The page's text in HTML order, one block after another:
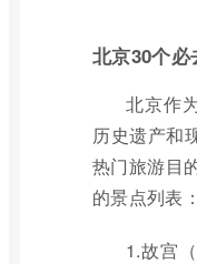
北京30个必
北京作
历史遗产和
热门旅游目
的景点列表：
1.故宫